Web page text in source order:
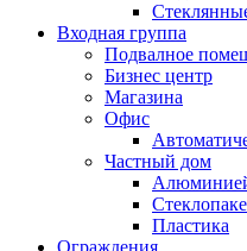
Входная группа
Подвалное
Бизнес центр
Магазина
Офис
Частный дом
Пластика
Ограждения